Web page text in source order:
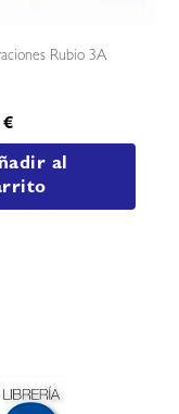
Rubio 3A
€
al